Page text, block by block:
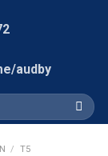
audby
/ T5